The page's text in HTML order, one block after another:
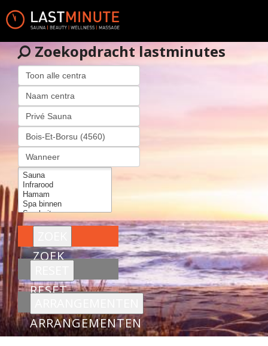
Zoekopdracht lastminutes
ZOEK
RESET
ARRANGEMENTEN